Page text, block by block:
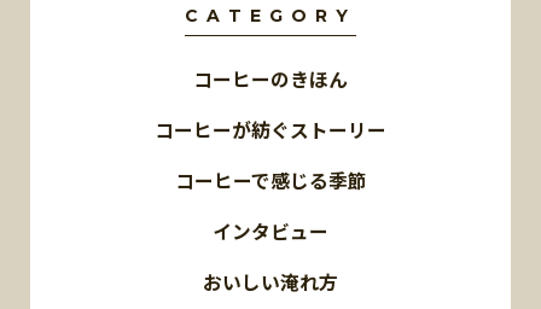
CATEGORY
コーヒーのきほん
コーヒーが紡ぐストーリー
コーヒーで感じる季節
インタビュー
おいしい淹れ方